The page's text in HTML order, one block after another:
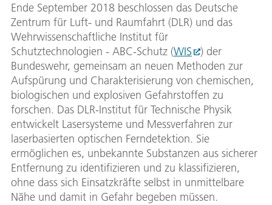
Ende September 2018 beschlossen das Deutsche
Zentrum für Luft- und Raumfahrt (DLR) und das
Wehrwissenschaftliche Institut für
Schutztechnologien - ABC-Schutz (WIS
) der
Bundeswehr, gemeinsam an neuen Methoden zur
Aufspürung und Charakterisierung von chemischen,
biologischen und explosiven Gefahrstoffen zu
forschen. Das DLR-Institut für Technische Physik
entwickelt Lasersysteme und Messverfahren zur
laserbasierten optischen Ferndetektion. Sie
ermöglichen es, unbekannte Substanzen aus sicherer
Entfernung zu identifizieren und zu klassifizieren,
ohne dass sich Einsatzkräfte selbst in unmittelbare
Nähe und damit in Gefahr begeben müssen.